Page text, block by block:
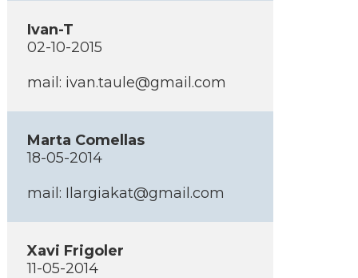
Ivan-T
02-10-2015
mail: ivan.taule@gmail.com
Marta Comellas
18-05-2014
mail: Ilargiakat@gmail.com
Xavi Frigoler
11-05-2014